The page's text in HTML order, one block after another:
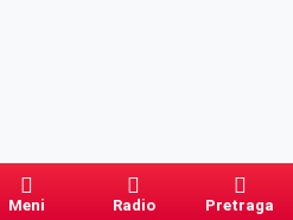
Meni Radio Pretraga